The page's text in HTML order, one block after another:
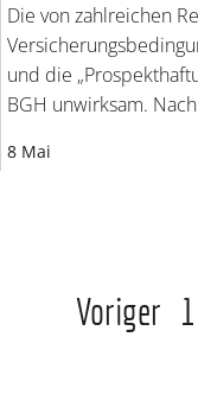
Die von zahlreichen
und die
BGH unwirksam.
8 Mai
Voriger 1